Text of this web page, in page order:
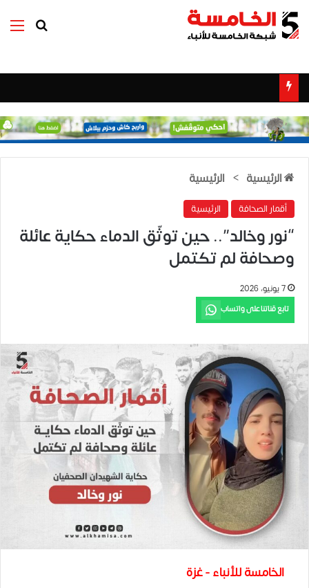
بحث عن
الرئيسية > الرئيسية
أقمار الصحافة الرئيسية
“نور وخالد”.. حين توثّق الدماء حكاية عائلة
وصحافة لم تكتمل
7 يونيو، 2026
تابع قناتنا على واتساب
الخامسة للأنباء - غزة